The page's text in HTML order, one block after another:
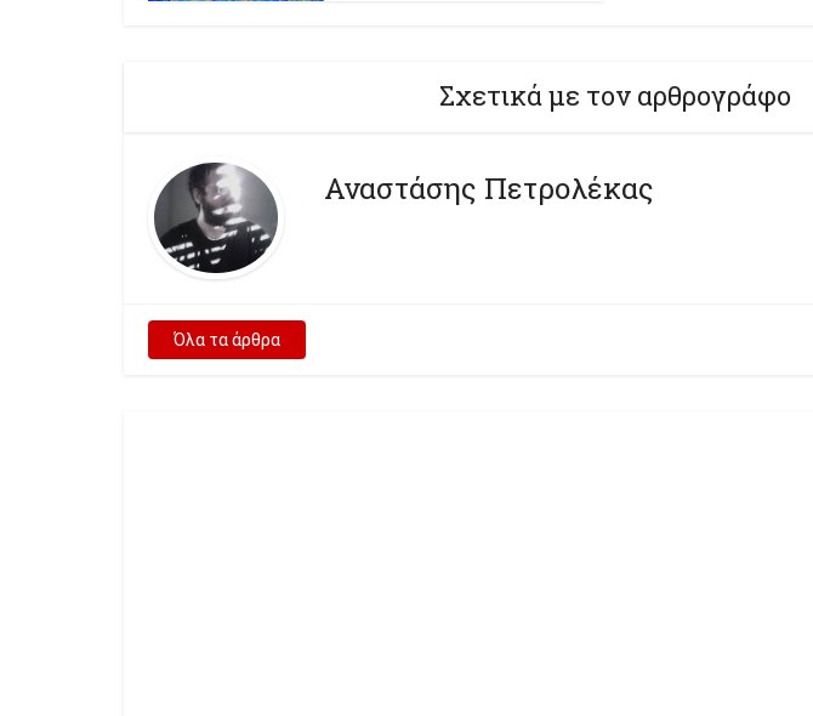
Σχετικά με τον αρθρογράφο
Αναστάσης Πετρολέκας
Όλα τα άρθρα